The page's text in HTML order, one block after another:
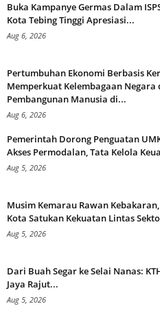
Buka Kampanye Germas Dalam
Kota Tebing Tinggi Apresiasi...
Aug 6, 2026
Pertumbuhan Ekonomi Berbasis
Memperkuat Kelembagaan Negara
Pembangunan Manusia di...
Aug 6, 2026
Pemerintah Dorong Penguatan
Akses Permodalan, Tata Kelola
Aug 5, 2026
Musim Kemarau Rawan
Kota Satukan Kekuatan Lintas
Aug 5, 2026
Dari Buah Segar ke Selai Nanas:
Jaya Rajut...
Aug 5, 2026